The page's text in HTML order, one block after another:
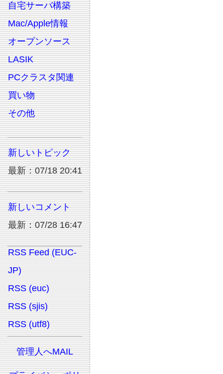
自宅サーバ構築
Mac/Apple情報
オープンソース
LASIK
PCクラスタ関連
買い物
その他
新しいトピック
最新：07/18 20:41
新しいコメント
最新：07/28 16:47
RSS Feed (EUC-
JP)
RSS (euc)
RSS (sjis)
RSS (utf8)
管理人へMAIL